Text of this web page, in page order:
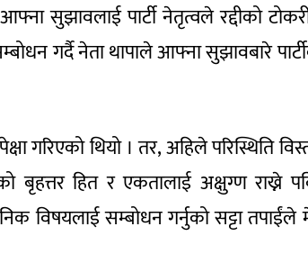
आफ्ना सुझावलाई पार्टी नेतृत्वले रद्दीको
गर्दै नेता थापाले आफ्ना सुझावबारे
गरिएको थियो । तर, अहिले परिस्थिति
हित र एकतालाई अक्षुग्ण राख्ने
विषयलाई सम्बोधन गर्नुको सट्टा तपाईंले